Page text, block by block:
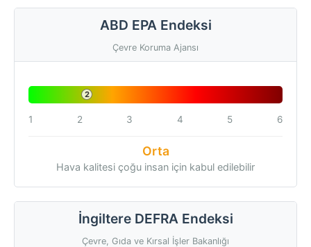
ABD EPA Endeksi
Çevre Koruma Ajansı
2
1 2 3 4 5 6
Orta
Hava kalitesi çoğu insan için kabul edilebilir
İngiltere DEFRA Endeksi
Çevre, Gıda ve Kırsal İşler Bakanlığı